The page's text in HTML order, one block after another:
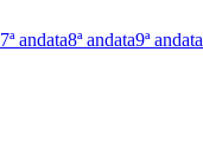
7ª andata8ª andata9ª andata